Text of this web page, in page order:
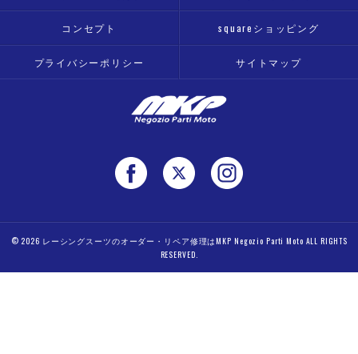
コンセプト squareショッピング
プライバシーポリシー サイトマップ
© 2026 レーシングスーツのオーダー・リペア修理はMKP Negozio Parti Moto ALL RIGHTS
RESERVED.